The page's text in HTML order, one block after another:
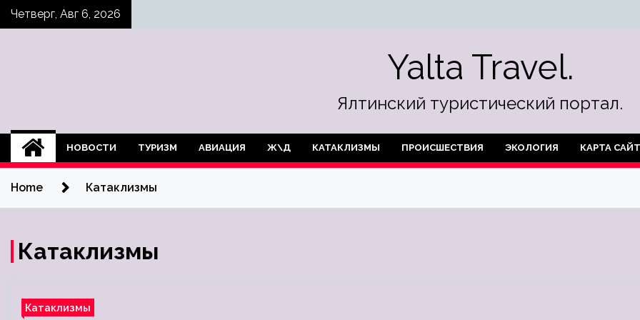
SkipЧетверг, Авг 6, 2026
Yalta Travel.
Ялтинский туристический портал.
НОВОСТИ ТУРИЗМ АВИАЦИЯ Ж\Д КАТАКЛИЗМЫ ПРОИСШЕСТВИЯ ЭКОЛОГИЯ КАРТА
Home Катаклизмы
Катаклизмы
Катаклизмы